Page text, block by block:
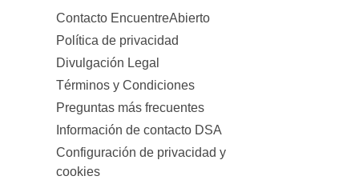
Contacto EncuentreAbierto
Política de privacidad
Divulgación Legal
Términos y Condiciones
Preguntas más frecuentes
Información de contacto DSA
Configuración de privacidad y
cookies